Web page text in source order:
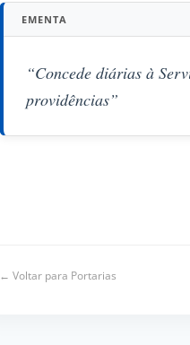
EMENTA
“Concede diárias à
providências”
← Voltar para Portarias